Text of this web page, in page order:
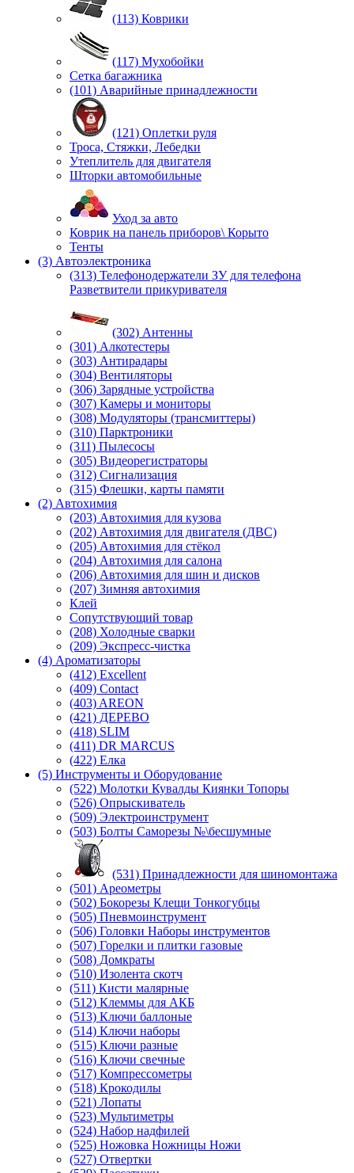
(113) Коврики
(117) Мухобойки
Сетка багажника
(101) Аварийные принадлежности
(121) Оплетки руля
Троса, Стяжки, Лебедки
Утеплитель для двигателя
Шторки автомобильные
Уход за авто
Коврик на панель приборов\ Корыто
Тенты
(3) Автоэлектроника
(313) Телефонодержатели ЗУ для телефона
Разветвители прикуривателя
(302) Антенны
(301) Алкотестеры
(303) Антирадары
(304) Вентиляторы
(306) Зарядные устройства
(307) Камеры и мониторы
(308) Модуляторы (трансмиттеры)
(310) Парктроники
(311) Пылесосы
(305) Видеорегистраторы
(312) Сигнализация
(315) Флешки, карты памяти
(2) Автохимия
(203) Автохимия для кузова
(202) Автохимия для двигателя (ДВС)
(205) Автохимия для стёкол
(204) Автохимия для салона
(206) Автохимия для шин и дисков
(207) Зимняя автохимия
Клей
Сопутствующий товар
(208) Холодные сварки
(209) Экспреcс-чистка
(4) Ароматизаторы
(412) Excellent
(409) Contact
(403) AREON
(421) ДЕРЕВО
(418) SLIM
(411) DR MARCUS
(422) Елка
(5) Инструменты и Оборудование
(522) Молотки Кувалды Киянки Топоры
(526) Опрыскиватель
(509) Электроинструмент
(503) Болты Саморезы №\бесшумные
(531) Принадлежности для шиномонтажа
(501) Ареометры
(502) Бокорезы Клещи Тонкогубцы
(505) Пневмоинструмент
(506) Головки Наборы инструментов
(507) Горелки и плитки газовые
(508) Домкраты
(510) Изолента скотч
(511) Кисти малярные
(512) Клеммы для АКБ
(513) Ключи баллоные
(514) Ключи наборы
(515) Ключи разные
(516) Ключи свечные
(517) Компрессометры
(518) Крокодилы
(521) Лопаты
(523) Мультиметры
(524) Набор надфилей
(525) Ножовка Ножницы Ножи
(527) Отвертки